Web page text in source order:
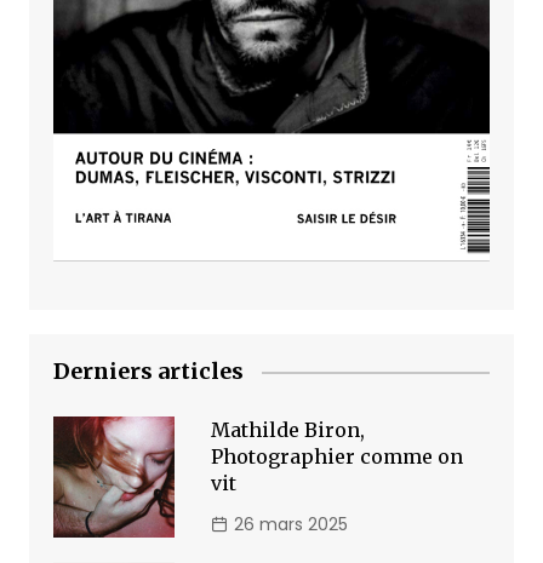
Derniers articles
Mathilde Biron,
Photographier comme on
vit
26 mars 2025